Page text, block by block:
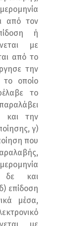
από τον
ή
με
από το
την
το οποίο
το
και την
γ)
που
δε και
επίδοση
μέσα,
με